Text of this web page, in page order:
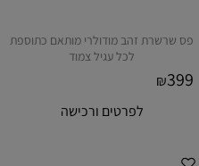
פס שרשרת זהב מודולרי מותאם כתוספת
לכל עגיל צמוד
₪399
לפרטים ורכישה